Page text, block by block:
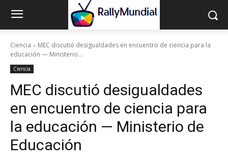
Ciencia
MEC discutió desigualdades en encuentro de ciencia para la
educación — Ministerio...
Ciencia
MEC discutió desigualdades
en encuentro de ciencia para
la educación — Ministerio de
Educación